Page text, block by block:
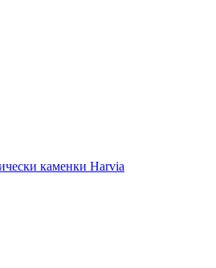
каменки Harvia